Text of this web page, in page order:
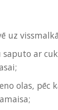
uz
ar
olas, pēc